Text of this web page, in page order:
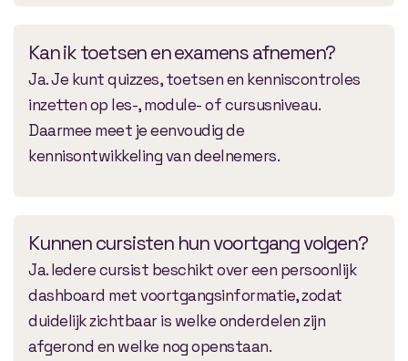
Kan ik toetsen en examens afnemen?
Ja. Je kunt quizzes, toetsen en kenniscontroles
inzetten op les-, module- of cursusniveau.
Daarmee meet je eenvoudig de
kennisontwikkeling van deelnemers.
Kunnen cursisten hun voortgang volgen?
Ja. Iedere cursist beschikt over een persoonlijk
dashboard met voortgangsinformatie, zodat
duidelijk zichtbaar is welke onderdelen zijn
afgerond en welke nog openstaan.